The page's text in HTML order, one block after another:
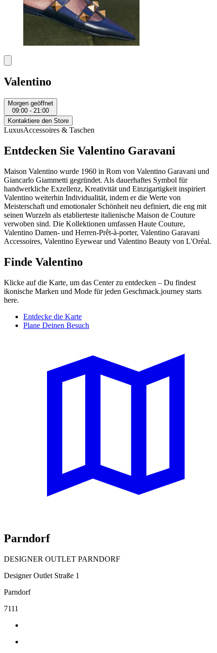
Valentino
Morgen geöffnet
09:00 - 21:00
Kontaktiere den Store
LuxusAccessoires & Taschen
Entdecken Sie Valentino Garavani
Maison Valentino wurde 1960 in Rom von Valentino Garavani und
Giancarlo Giammetti gegründet. Als dauerhaftes Symbol für
handwerkliche Exzellenz, Kreativität und Einzigartigkeit inspiriert
Valentino weiterhin Individualität, indem er die Werte von
Meisterschaft und emotionaler Schönheit neu definiert, die eng mit
seinen Wurzeln als etablierteste italienische Maison de Couture
verwoben sind. Die Kollektionen umfassen Haute Couture,
Valentino Damen- und Herren-Prêt-à-porter, Valentino Garavani
Accessoires, Valentino Eyewear und Valentino Beauty von L'Oréal.
Finde Valentino
Klicke auf die Karte, um das Center zu entdecken – Du findest
ikonische Marken und Mode für jeden Geschmack.journey starts
here.
Entdecke die Karte
Plane Deinen Besuch
Parndorf
DESIGNER OUTLET PARNDORF
Designer Outlet Straße 1
Parndorf
7111